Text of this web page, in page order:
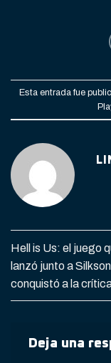
Esta entrada fue
Hell is Us: el juego
lanzó junto a
conquistó a la
Deja una